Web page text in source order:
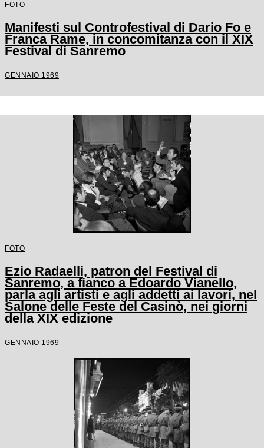
FOTO
Manifesti sul Controfestival di Dario Fo e
Franca Rame, in concomitanza con il XIX
Festival di Sanremo
GENNAIO 1969
FOTO
Ezio Radaelli, patron del Festival di
Sanremo, a fianco a Edoardo Vianello,
parla agli artisti e agli addetti ai lavori, nel
Salone delle Feste del Casinò, nei giorni
della XIX edizione
GENNAIO 1969